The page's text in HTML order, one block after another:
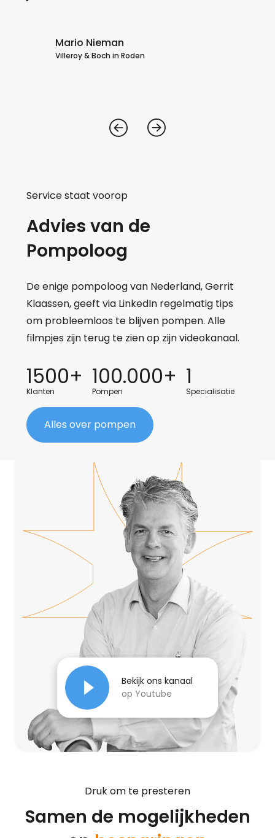
Mario Nieman
Villeroy & Boch in Roden
Service staat voorop
Advies van de
Pompoloog
De enige pompoloog van Nederland, Gerrit
Klaassen, geeft via LinkedIn regelmatig tips
om probleemloos te blijven pompen. Alle
filmpjes zijn terug te zien op zijn videokanaal.
1500+
Klanten
100.000+
Pompen
1
Specialisatie
Alles over pompen
Bekijk ons kanaal
op Youtube
Druk om te presteren
Samen de mogelijkheden